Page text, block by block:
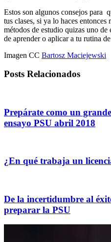
Estos son algunos consejos para
tus clases, si ya lo haces entonces
métodos de estudio quizas uno de
de aprender o aplicar a tu rutina
Imagen CC Bartosz Maciejewski
Posts Relacionados
Prepárate como un
ensayo PSU abril 2018
¿En qué trabaja un
De la incertidumbre al
preparar la PSU